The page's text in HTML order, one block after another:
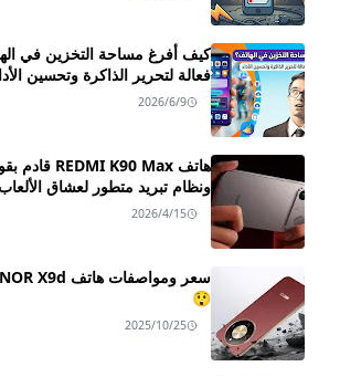
فعالة لتحرير الذاكرة وتحسين
2026/6/9
ونظام تبريد متطور لعشاق الألعاب
2026/4/15
😲
2025/10/25